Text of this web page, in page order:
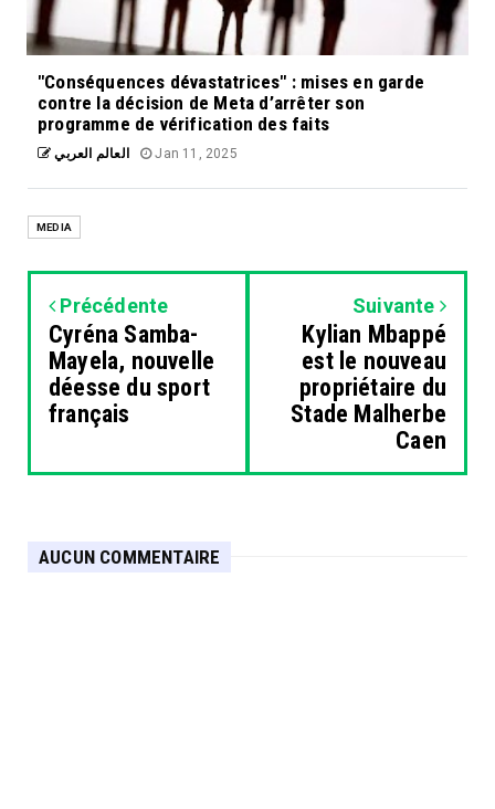
"Conséquences dévastatrices" : mises en garde
contre la décision de Meta d’arrêter son
programme de vérification des faits
العالم العربي Jan 11, 2025
MEDIA
Précédente
Cyréna Samba-
Mayela, nouvelle
déesse du sport
français
Suivante
Kylian Mbappé
est le nouveau
propriétaire du
Stade Malherbe
Caen
AUCUN COMMENTAIRE